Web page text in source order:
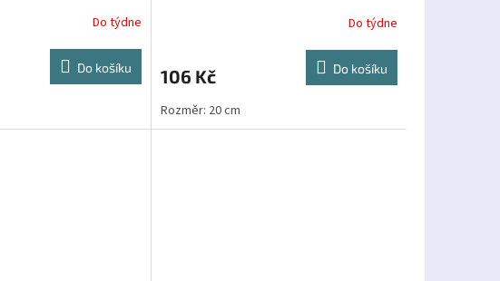
Do týdne
Do košíku
Do týdne
106 Kč Do košíku
Rozměr: 20 cm